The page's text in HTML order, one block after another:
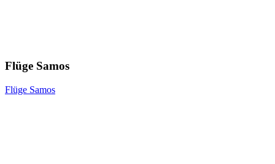
Flüge Samos
Flüge Samos